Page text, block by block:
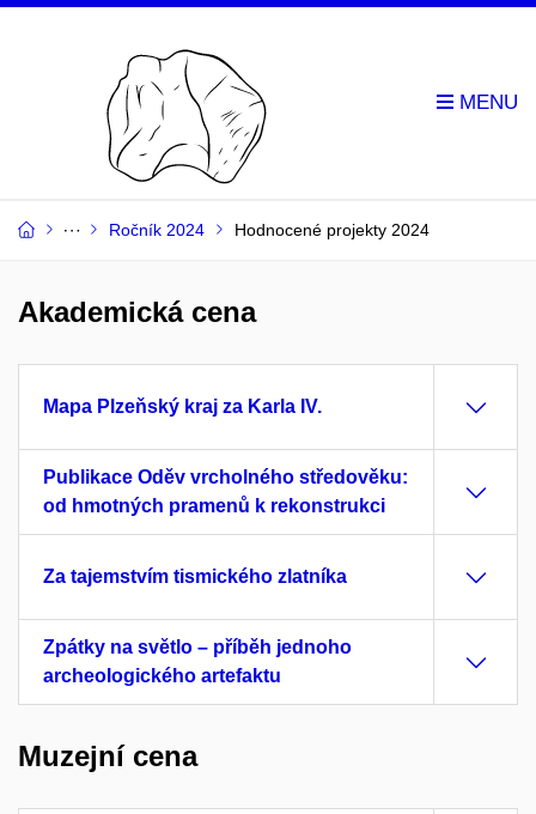
Ročník 2024 Hodnocené projekty 2024
Akademická cena
Mapa Plzeňský kraj za Karla IV.
Publikace Oděv vrcholného středověku:
od hmotných pramenů k rekonstrukci
Za tajemstvím tismického zlatníka
Zpátky na světlo – příběh jednoho
archeologického artefaktu
Muzejní cena